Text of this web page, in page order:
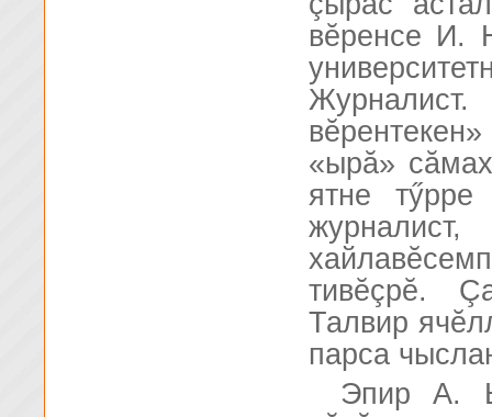
вĕренсе И.
«ырă»
ятне
тивĕçрĕ.
Талвир
парса
Эпир А.